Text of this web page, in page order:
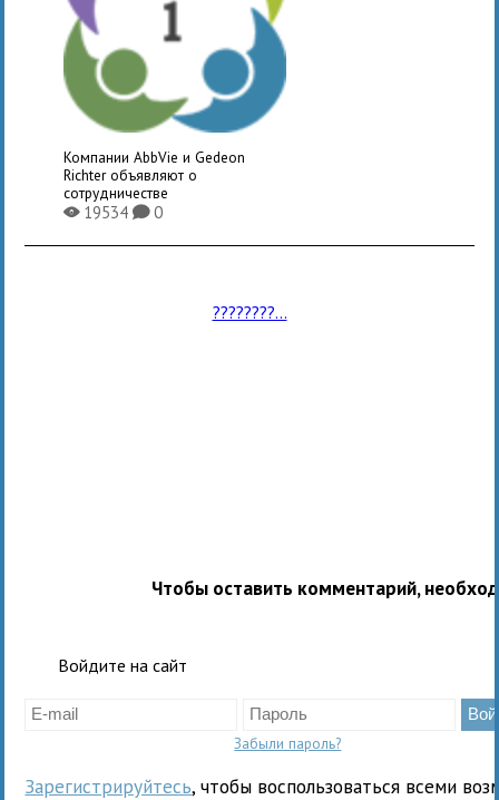
Компании AbbVie и Gedeon
Richter объявляют о
сотрудничестве
X19534K0
????????...
Чтобы оставить комментарий,
Войдите на сайт
Забыли пароль?
Зарегистрируйтесь, чтобы воспользоваться всеми